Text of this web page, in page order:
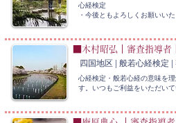
心経検定
・今後ともよろしくお願いい
■木村昭弘｜審査指導者
四国地区 | 般若心経検定
心経検定・般若心経の意味を
す。いつもご利益をいただいて